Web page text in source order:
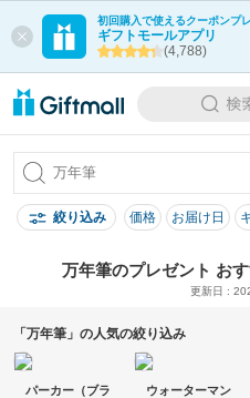
初回購入で使えるクーポンプ
ギフトモールアプリ
(4,788)
絞り込み 価格 お届け日
万年筆のプレゼント お
更新日 :
「万年筆」の人気の絞り込み
パーカー（ブラ
ウォーターマン